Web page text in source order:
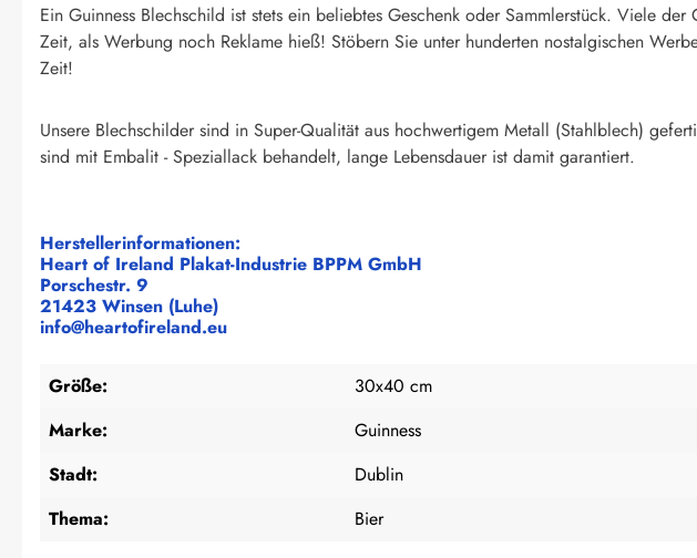
Ein Guinness Blechschild ist stets ein beliebtes Geschenk oder Sammlerstück. Viele
Zeit, als Werbung noch Reklame hieß! Stöbern Sie unter hunderten nostalgischen
Zeit!
Unsere Blechschilder sind in Super-Qualität aus hochwertigem Metall (Stahlblech)
sind mit Embalit - Speziallack behandelt, lange Lebensdauer ist damit garantiert.
Herstellerinformationen:
Heart of Ireland Plakat-Industrie BPPM GmbH
Porschestr. 9
21423 Winsen (Luhe)
info@heartofireland.eu
Größe:
30x40 cm
Marke:
Guinness
Stadt:
Dublin
Thema:
Bier